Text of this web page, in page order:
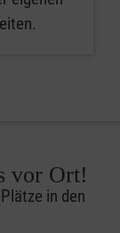
vor Ort!
in den